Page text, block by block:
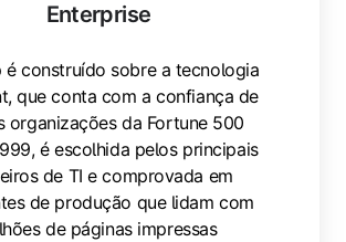
Enterprise
é construído sobre a tecnologia
que conta com a confiança de
organizações da Fortune 500
é escolhida pelos principais
de TI e comprovada em
de produção que lidam com
de páginas impressas